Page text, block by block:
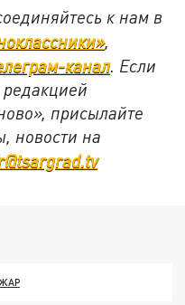
к нам в
,
канал. Если
редакцией
присылайте
новости на